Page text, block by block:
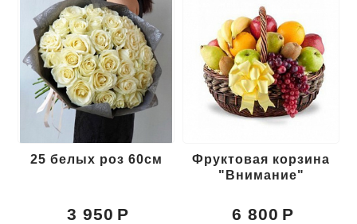
25 белых роз 60см
3 950
Фруктовая корзина
"Внимание"
6 800